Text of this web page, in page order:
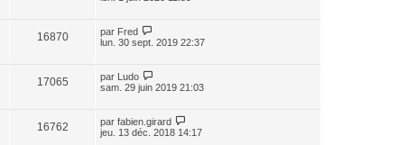
16870 par Fred
lun. 30 sept. 2019 22:37
17065 par Ludo
sam. 29 juin 2019 21:03
16762 par fabien.girard
jeu. 13 déc. 2018 14:17